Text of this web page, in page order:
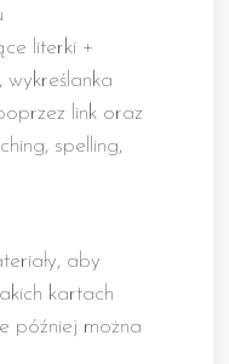
literki +
wykreślanka
link oraz
spelling,
aby
kartach
później można